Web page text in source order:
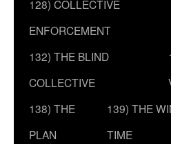
128) COLLECTIVE
ENFORCEMENT
132) THE BLIND
COLLECTIVE
138) THE
PLAN
139) THE
TIME